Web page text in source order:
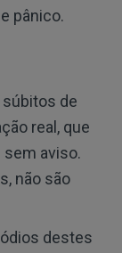
pânico.
de
real, que
aviso.
não são
destes